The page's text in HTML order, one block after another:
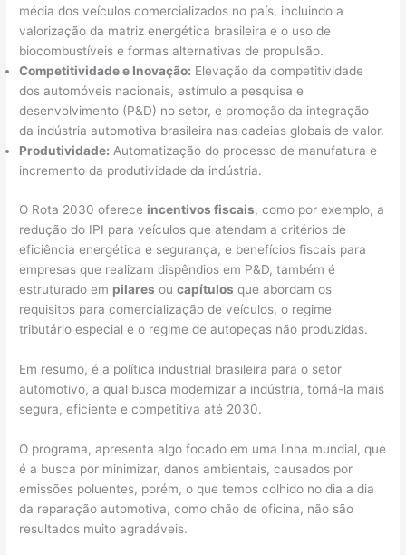
média dos veículos comercializados no país, incluindo a
valorização da matriz energética brasileira e o uso de
biocombustíveis e formas alternativas de propulsão.
Competitividade e Inovação: Elevação da competitividade
dos automóveis nacionais, estímulo a pesquisa e
desenvolvimento (P&D) no setor, e promoção da integração
da indústria automotiva brasileira nas cadeias globais de valor.
Produtividade: Automatização do processo de manufatura e
incremento da produtividade da indústria.
O Rota 2030 oferece incentivos fiscais, como por exemplo, a
redução do IPI para veículos que atendam a critérios de
eficiência energética e segurança, e benefícios fiscais para
empresas que realizam dispêndios em P&D, também é
estruturado em pilares oucapítulos que abordam os
requisitos para comercialização de veículos, o regime
tributário especial e o regime de autopeças não produzidas.
Em resumo, é a política industrial brasileira para o setor
automotivo, a qual busca modernizar a indústria, torná-la mais
segura, eficiente e competitiva até 2030.
O programa, apresenta algo focado em uma linha mundial, que
é a busca por minimizar, danos ambientais, causados por
emissões poluentes, porém, o que temos colhido no dia a dia
da reparação automotiva, como chão de oficina, não são
resultados muito agradáveis.